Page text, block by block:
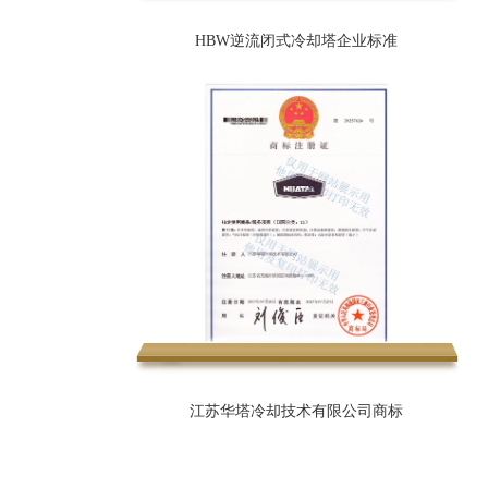
HBW逆流闭式冷却塔企业标准
江苏华塔冷却技术有限公司商标